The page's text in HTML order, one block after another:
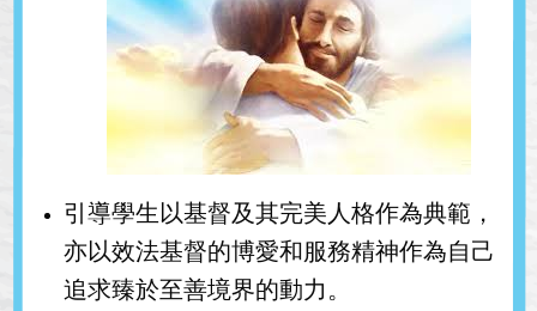
引導學生以基督及其完美人格作為典範，
亦以效法基督的博愛和服務精神作為自己
追求臻於至善境界的動力。